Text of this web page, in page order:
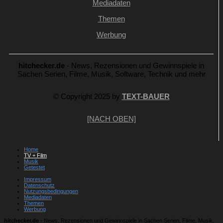
Mediadaten
Themen
Werbung
hitchecker.de - News, Rezensionen und Gewinnspiele in
Sachen Serien, Filme, Musik, Software, Technik und mehr
© Copyright 2025 by TEXT-BAUER
[NACH OBEN]
Home
TV + Film
Musik
Getestet
Impressum
Datenschutz
Nutzungsbedingungen
Mediadaten
Themen
Werbung
hitchecker.de - News, Rezensionen und Gewinnspiele in Sachen Serien, Filme, Musik,